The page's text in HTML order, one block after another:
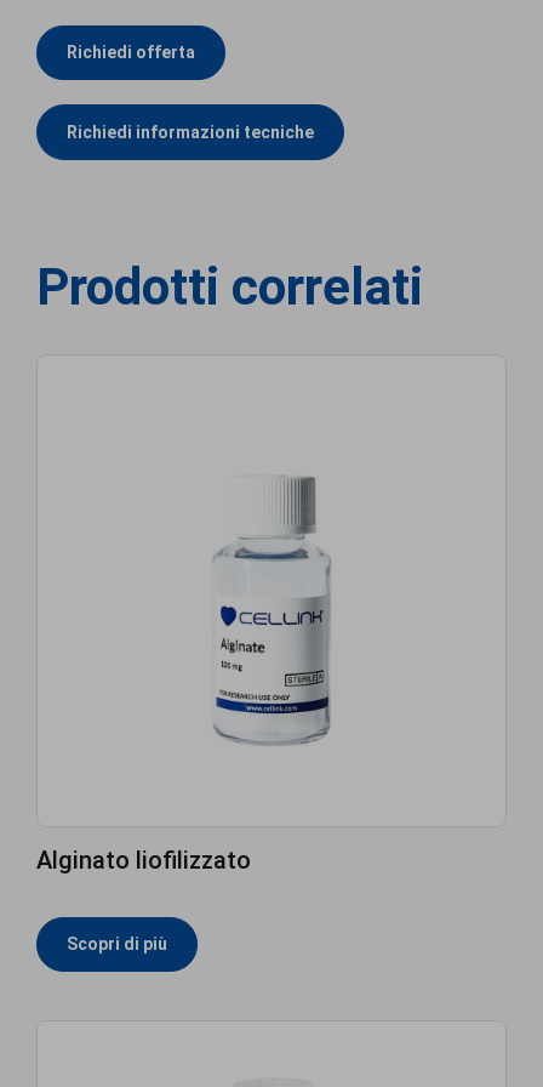
Richiedi offerta
Richiedi informazioni tecniche
Prodotti correlati
Alginato liofilizzato
Scopri di più